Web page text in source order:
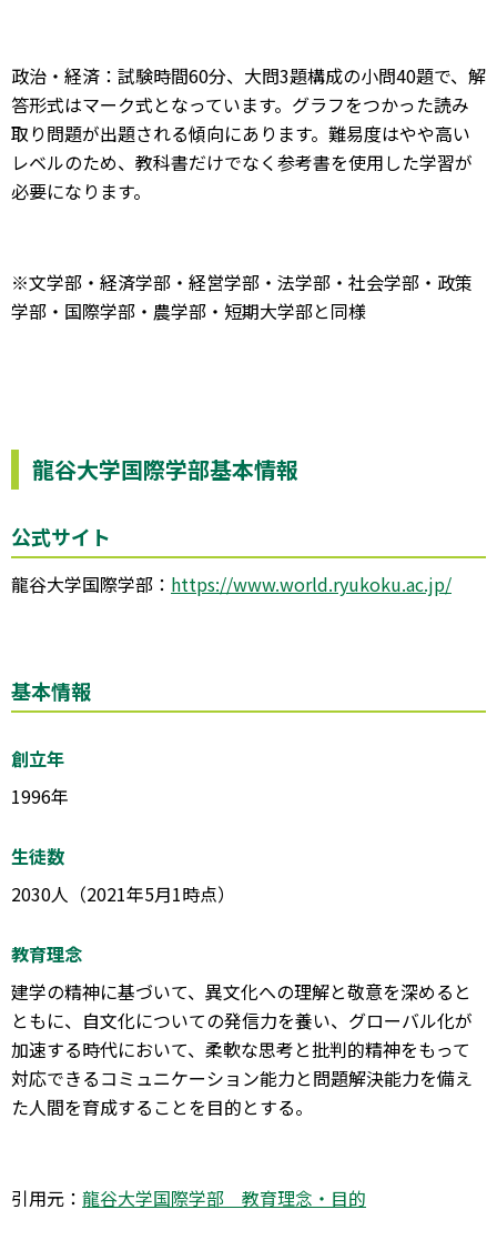
政治・経済：試験時間60分、大問3題構成の小問40題で、解
答形式はマーク式となっています。グラフをつかった読み
取り問題が出題される傾向にあります。難易度はやや高い
レベルのため、教科書だけでなく参考書を使用した学習が
必要になります。
※文学部・経済学部・経営学部・法学部・社会学部・政策
学部・国際学部・農学部・短期大学部と同様
龍谷大学国際学部基本情報
公式サイト
龍谷大学国際学部： https://www.world.ryukoku.ac.jp/
基本情報
創立年
1996年
生徒数
2030人（2021年5月1時点）
教育理念
建学の精神に基づいて、異文化への理解と敬意を深めると
ともに、自文化についての発信力を養い、グローバル化が
加速する時代において、柔軟な思考と批判的精神をもって
対応できるコミュニケーション能力と問題解決能力を備え
た人間を育成することを目的とする。
引用元： 龍谷大学国際学部 教育理念・目的